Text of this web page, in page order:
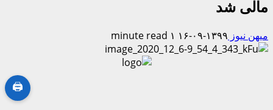
مالی شد
میهن نیوز ۱۳۹۹-۰۹-۱۶ ۱ minute read
🖨